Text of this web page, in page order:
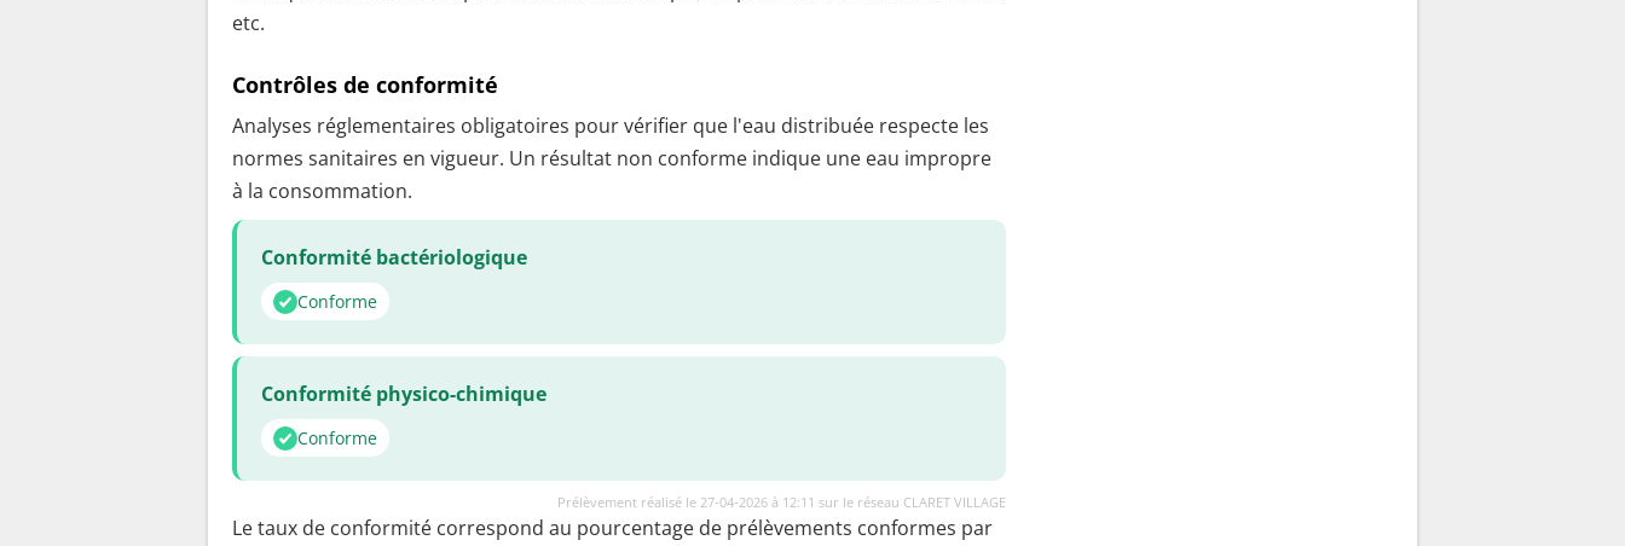
etc.
Contrôles de conformité
Analyses réglementaires obligatoires pour vérifier que l'eau distribuée respecte les
normes sanitaires en vigueur. Un résultat non conforme indique une eau impropre
à la consommation.
Conformité bactériologique
Conforme
Conformité physico-chimique
Conforme
Prélèvement réalisé le 27-04-2026 à 12:11 sur le réseau CLARET VILLAGE
Le taux de conformité correspond au pourcentage de prélèvements conformes par